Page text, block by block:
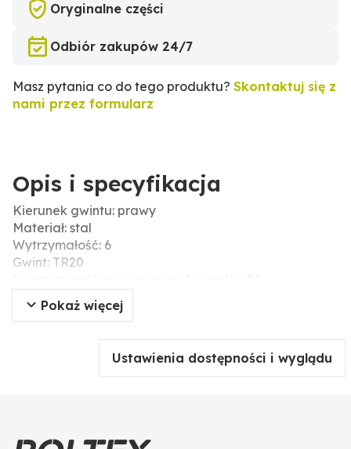
Oryginalne części
Odbiór zakupów 24/7
Masz pytania co do tego produktu? Skontaktuj się z
nami przez formularz
Opis i specyfikacja
Kierunek gwintu: prawy
Materiał: stal
Wytrzymałość: 6
Gwint: TR20
DIN: 975 / 976
Długość (mm): 1000
Pokaż więcej
Ustawienia dostępności i wyglądu